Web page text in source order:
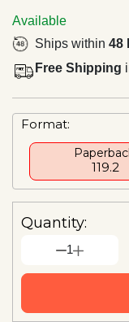
Available
Ships within 48
Free Shipping
Format:
₹ 119.2
Quantity:
1